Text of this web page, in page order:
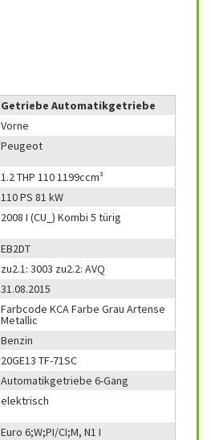
Getriebe Automatikgetriebe
Vorne
Peugeot
1.2 THP 110 1199ccm³
110 PS 81 kW
2008 I (CU_) Kombi 5 türig
EB2DT
zu2.1: 3003 zu2.2: AVQ
31.08.2015
Farbcode KCA Farbe Grau Artense
Metallic
Benzin
20GE13 TF-71SC
Automatikgetriebe 6-Gang
elektrisch
Euro 6;W;PI/CI;M, N1 I